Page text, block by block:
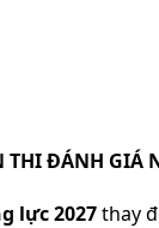
THI ĐÁNH GIÁ
lực 2027thay